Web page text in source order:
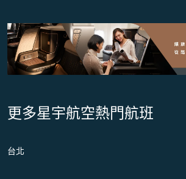
更多星宇航空熱門航班
台北